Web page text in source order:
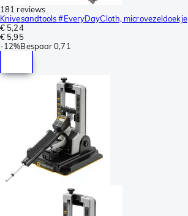
181 reviews
Knivesandtools #EveryDayCloth, microvezeldoekje
€ 5,24
€ 5,95
-12%Bespaar 0,71